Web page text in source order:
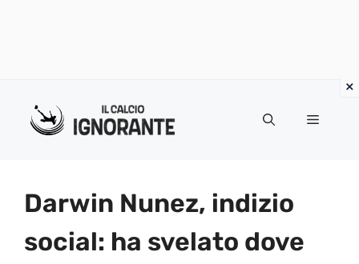
Menu
Darwin Nunez, indizio
social: ha svelato dove